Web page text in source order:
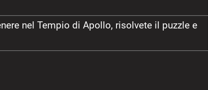
nel Tempio di Apollo, risolvete il puzzle e